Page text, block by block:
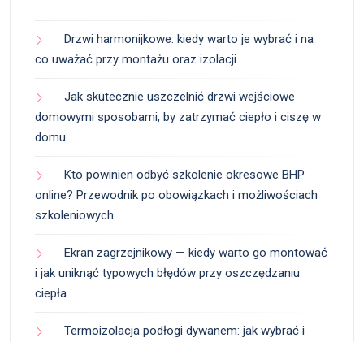
Drzwi harmonijkowe: kiedy warto je wybrać i na
co uważać przy montażu oraz izolacji
Jak skutecznie uszczelnić drzwi wejściowe
domowymi sposobami, by zatrzymać ciepło i ciszę w
domu
Kto powinien odbyć szkolenie okresowe BHP
online? Przewodnik po obowiązkach i możliwościach
szkoleniowych
Ekran zagrzejnikowy — kiedy warto go montować
i jak uniknąć typowych błędów przy oszczędzaniu
ciepła
Termoizolacja podłogi dywanem: jak wybrać i